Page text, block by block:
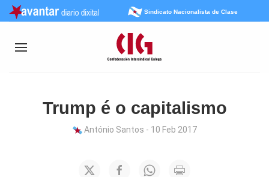
Sindicato Nacionalista de Clase
Trump é o capitalismo
António Santos - 10 Feb 2017